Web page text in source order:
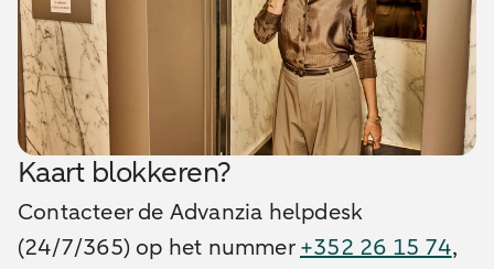
Kaart blokkeren?
Contacteer de Advanzia helpdesk
(24/7/365) op het nummer+352 26 15 74,